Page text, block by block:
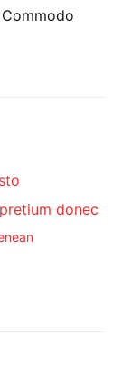
donec